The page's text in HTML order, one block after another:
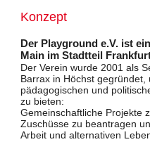
Konzept
Der Playground e.V. ist
Main im Stadtteil
Der Verein wurde 2001 als
Barrax in Höchst
pädagogischen und
zu bieten:
Gemeinschaftliche Projekte
Zuschüsse zu beantragen
Arbeit und alternativen